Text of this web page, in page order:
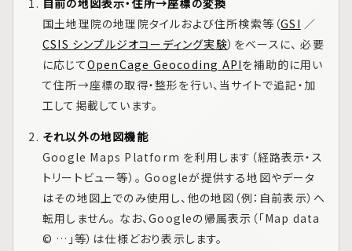
自前の地図表示・住所→座標の変換
国土地理院の地理院タイルおよび住所検索等（GSI ／
CSIS シンプルジオコーディング実験）をベースに、 必要
に応じてOpenCage Geocoding APIを補助的に用い
て住所→座標の取得・整形を行い、当サイトで追記・加
工して掲載しています。
それ以外の地図機能
Google Maps Platform を利用します（経路表示・ス
トリートビュー等）。 Googleが提供する地図やデータ
はその地図上でのみ使用し、他の地図（例：自前表示）へ
転用しません。 なお、Googleの帰属表示（「Map data
© …」等）は仕様どおり表示します。